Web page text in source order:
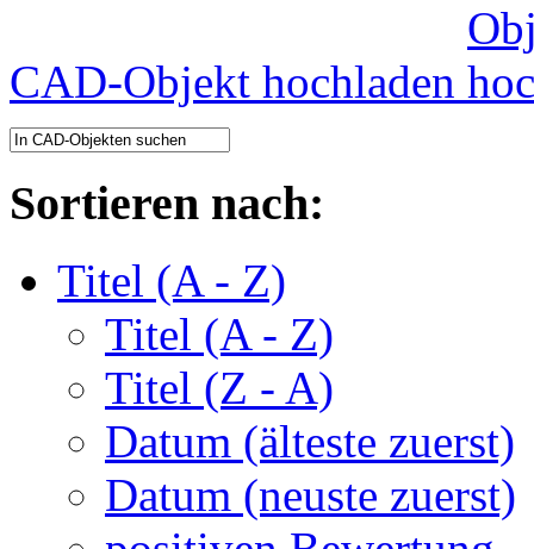
CAD-Objekt hochladen
Sortieren nach:
Titel (A - Z)
Titel (A - Z)
Titel (Z - A)
Datum (älteste zuerst)
Datum (neuste zuerst)